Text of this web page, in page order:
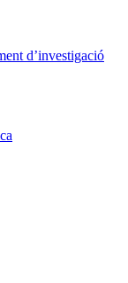
d’investigació